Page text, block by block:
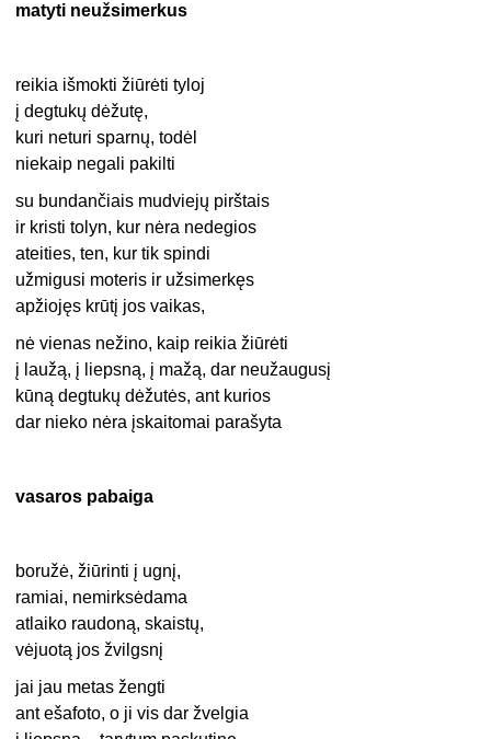
matyti neužsimerkus
reikia išmokti žiūrėti tyloj
į degtukų dėžutę,
kuri neturi sparnų, todėl
niekaip negali pakilti
su bundančiais mudviejų pirštais
ir kristi tolyn, kur nėra nedegios
ateities, ten, kur tik spindi
užmigusi moteris ir užsimerkęs
apžiojęs krūtį jos vaikas,
nė vienas nežino, kaip reikia žiūrėti
į laužą, į liepsną, į mažą, dar neužaugusį
kūną degtukų dėžutės, ant kurios
dar nieko nėra įskaitomai parašyta
vasaros pabaiga
boružė, žiūrinti į ugnį,
ramiai, nemirksėdama
atlaiko raudoną, skaistų,
vėjuotą jos žvilgsnį
jai jau metas žengti
ant ešafoto, o ji vis dar žvelgia